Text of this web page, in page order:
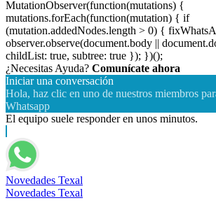
MutationObserver(function(mutations) {
mutations.forEach(function(mutation) { if
(mutation.addedNodes.length > 0) {
observer.observe(document.body ||
childList: true, subtree: true }); })();
¿Necesitas Ayuda? Comunícate ahora
Iniciar una conversación
Hola, haz clic en uno de nuestros miembros
Whatsapp
El equipo suele responder en unos minutos.
Novedades Texal
Novedades Texal